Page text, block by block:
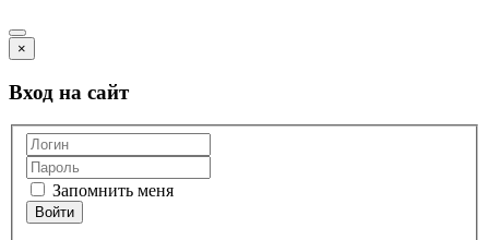
×
Вход на сайт
Запомнить меня